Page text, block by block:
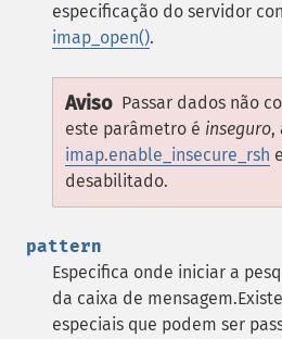
especificação do servidor
imap_open().
Aviso Passar dados não
este parâmetro é inseguro,
imap.enable_insecure_rsh
desabilitado.
pattern
Especifica onde iniciar a
da caixa de mensagem.
especiais que podem ser